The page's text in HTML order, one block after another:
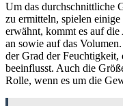
Um das durchschnittliche
zu ermitteln, spielen
erwähnt, kommt es auf
an sowie auf das
der Grad der Feuchtigkeit,
beeinflusst. Auch die
Rolle, wenn es um die